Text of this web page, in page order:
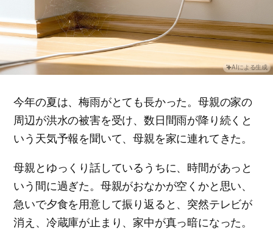
AIによる生成
今年の夏は、梅雨がとても長かった。母親の家の
周辺が洪水の被害を受け、数日間雨が降り続くと
いう天気予報を聞いて、母親を家に連れてきた。
母親とゆっくり話しているうちに、時間があっと
いう間に過ぎた。母親がおなかが空くかと思い、
急いで夕食を用意して振り返ると、突然テレビが
消え、冷蔵庫が止まり、家中が真っ暗になった。